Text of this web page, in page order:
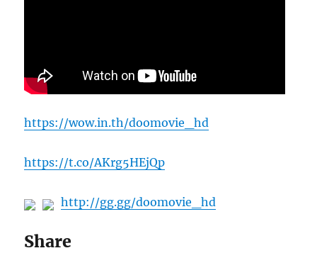
https://wow.in.th/doomovie_hd
https://t.co/AKrg5HEjQp
http://gg.gg/doomovie_hd
Share